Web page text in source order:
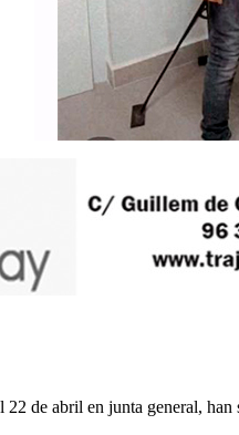
de abril en junta general,